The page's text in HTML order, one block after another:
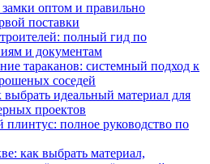
оптом и правильно
поставки
полный гид по
и документам
тараканов: системный подход к
соседей
идеальный материал для
проектов
полное руководство по
как выбрать материал,